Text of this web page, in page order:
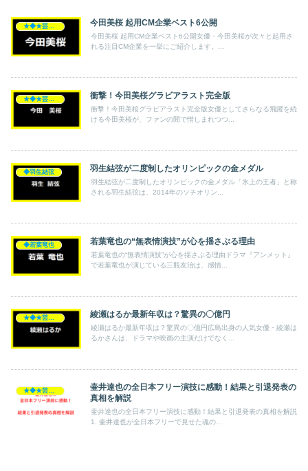
今田美桜 起用CM企業ベスト6公開
今田美桜 起用CM企業ベスト6公開女優・今田美桜が次々と起用さ
れる注目CM企業を一挙にご紹介します。...
衝撃！今田美桜グラビアラスト完全版
衝撃！今田美桜グラビアラスト完全版女優としてさらなる飛躍を続
ける今田美桜が、ファンの間で惜しまれつつ...
◆羽生結弦 羽生結弦が二度制したオリンピックの金メダル
羽生結弦が二度制したオリンピックの金メダル「氷上の王者」と称
される羽生結弦は、2014年のソチオリン...
◆若葉竜也 若葉竜也の“無表情演技”が心を揺さぶる理由
若葉竜也の“無表情演技”が心を揺さぶる理由ドラマ『アンメット』
で若葉竜也が演じている三瓶友治は、感情...
★◆★芸能人★◆★ 綾瀬はるか最新年収は？驚異の〇億円
綾瀬はるか最新年収は？驚異の〇億円広島出身の人気女優・綾瀬は
るかさんは、ドラマや映画の主演だけでなく...
★◆★芸能人★◆★
壷井達也の全日本フリー演技に感動！結果と引退発表の
真相を解説
壷井達也の全日本フリー演技に感動！結果と引退発表の真相を解説
1. 壷井達也が全日本フリーで見せた魂の...